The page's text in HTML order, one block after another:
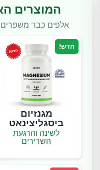
המוצרים
אלפים כבר
חדש!
מגנזיום
ביסגליצינאט
לשינה והרגעת
השרירים